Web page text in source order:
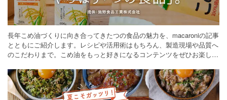
長年こめ油づくりに向き合ってきたつの食品の魅力を、macaroniの記事
とともにご紹介します。レシピや活用術はもちろん、製造現場や品質へ
のこだわりまで。こめ油をもっと好きになるコンテンツをぜひお楽しみ